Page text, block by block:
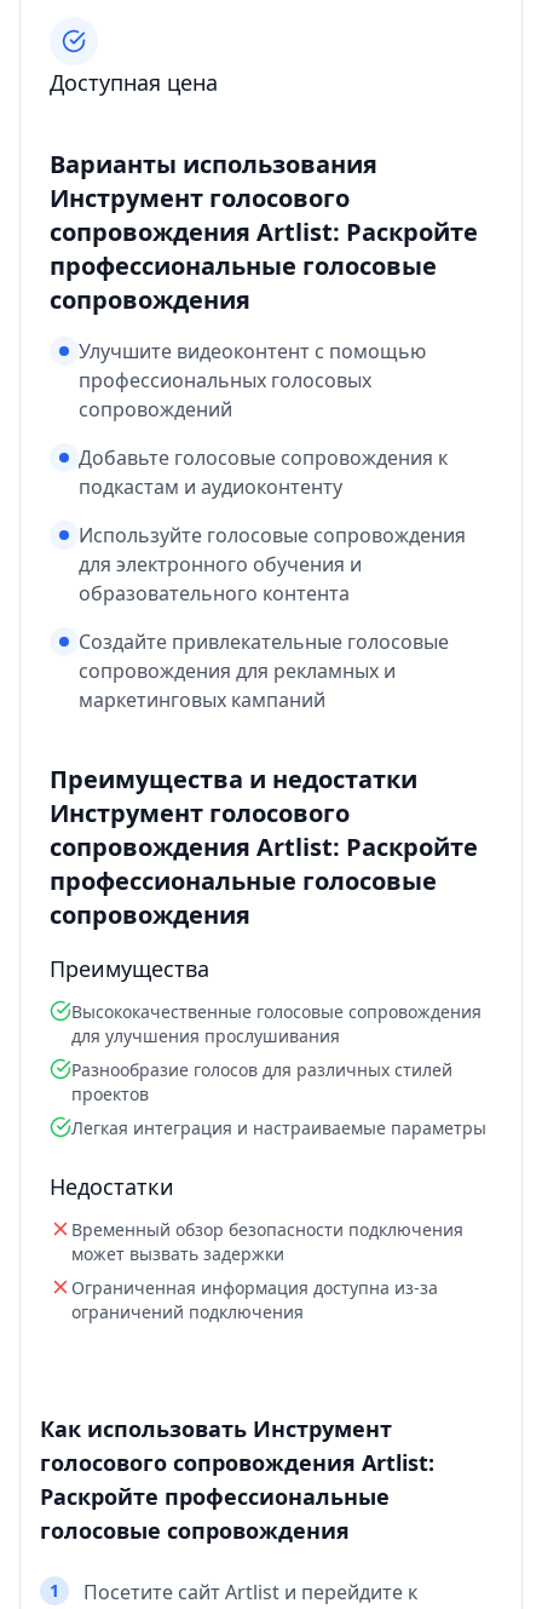
Доступная цена
Варианты использования
Инструмент голосового
сопровождения Artlist: Раскройте
профессиональные голосовые
сопровождения
Улучшите видеоконтент с помощью
профессиональных голосовых
сопровождений
Добавьте голосовые сопровождения к
подкастам и аудиоконтенту
Используйте голосовые сопровождения
для электронного обучения и
образовательного контента
Создайте привлекательные голосовые
сопровождения для рекламных и
маркетинговых кампаний
Преимущества и недостатки
Инструмент голосового
сопровождения Artlist: Раскройте
профессиональные голосовые
сопровождения
Преимущества
Высококачественные голосовые сопровождения
для улучшения прослушивания
Разнообразие голосов для различных стилей
проектов
Легкая интеграция и настраиваемые параметры
Недостатки
Временный обзор безопасности подключения
может вызвать задержки
Ограниченная информация доступна из-за
ограничений подключения
Как использовать Инструмент
голосового сопровождения Artlist:
Раскройте профессиональные
голосовые сопровождения
1 Посетите сайт Artlist и перейдите к